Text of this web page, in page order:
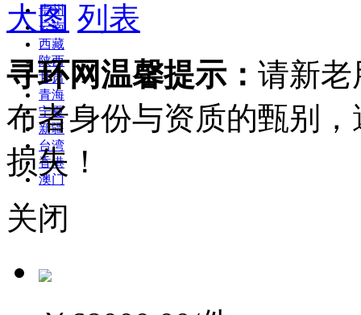
贵州
云南
西藏
陕西
甘肃
青海
宁夏
新疆
台湾
香港
澳门
大图 列表
寻环网温馨提示： 请新老
布者身份与资质的甄别
损失！
关闭